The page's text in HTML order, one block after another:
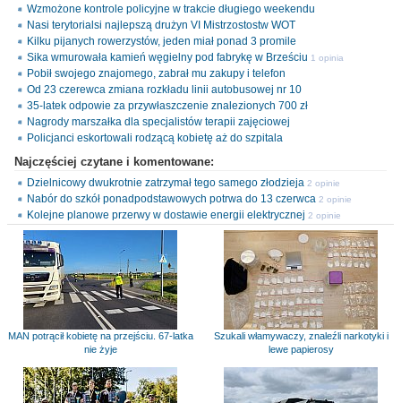
Wzmożone kontrole policyjne w trakcie długiego weekendu
Nasi terytorialsi najlepszą drużyn VI Mistrzostostw WOT
Kilku pijanych rowerzystów, jeden miał ponad 3 promile
Sika wmurowała kamień węgielny pod fabrykę w Brześciu 1 opinia
Pobił swojego znajomego, zabrał mu zakupy i telefon
Od 23 czerewca zmiana rozkładu linii autobusowej nr 10
35-latek odpowie za przywłaszczenie znalezionych 700 zł
Nagrody marszałka dla specjalistów terapii zajęciowej
Policjanci eskortowali rodzącą kobietę aż do szpitala
Najczęściej czytane i komentowane:
Dzielnicowy dwukrotnie zatrzymał tego samego złodzieja 2 opinie
Nabór do szkół ponadpodstawowych potrwa do 13 czerwca 2 opinie
Kolejne planowe przerwy w dostawie energii elektrycznej 2 opinie
MAN potrącił kobietę na przejściu. 67-latka
nie żyje
Szukali włamywaczy, znaleźli narkotyki i
lewe papierosy